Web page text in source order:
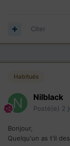
Citer
Habitués
Nilblack
Posté(e) 2
Bonjour,
Quelqu'un as t'il